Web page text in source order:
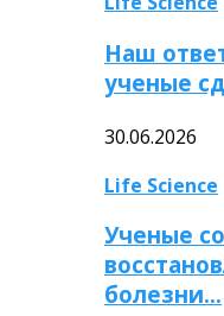
Наш
ученые
30.06.2026
Life Science
Ученые
болезни…